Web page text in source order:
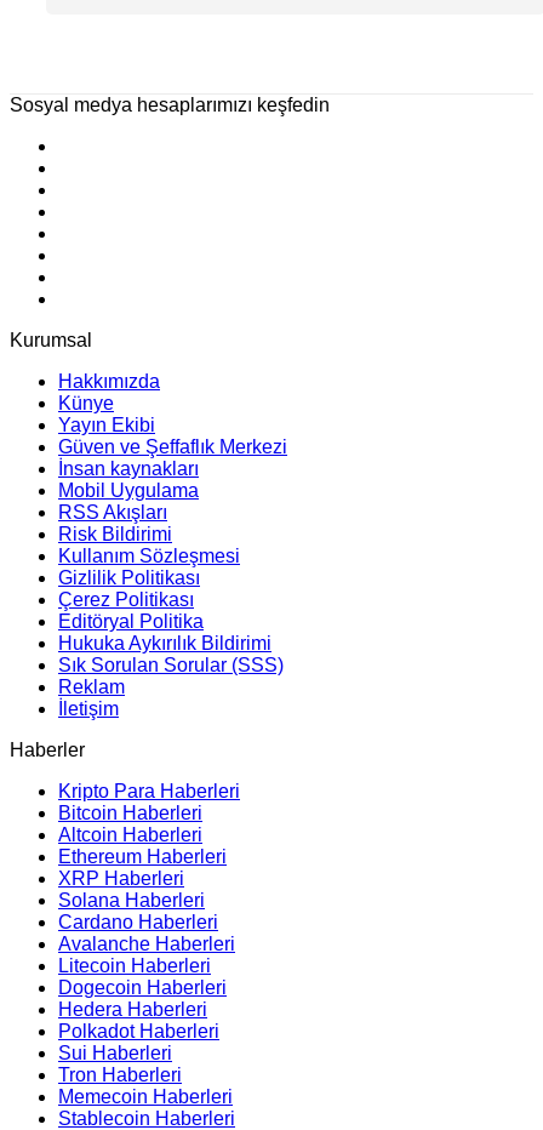
Sosyal medya hesaplarımızı keşfedin
Kurumsal
Hakkımızda
Künye
Yayın Ekibi
Güven ve Şeffaflık Merkezi
İnsan kaynakları
Mobil Uygulama
RSS Akışları
Risk Bildirimi
Kullanım Sözleşmesi
Gizlilik Politikası
Çerez Politikası
Editöryal Politika
Hukuka Aykırılık Bildirimi
Sık Sorulan Sorular (SSS)
Reklam
İletişim
Haberler
Kripto Para Haberleri
Bitcoin Haberleri
Altcoin Haberleri
Ethereum Haberleri
XRP Haberleri
Solana Haberleri
Cardano Haberleri
Avalanche Haberleri
Litecoin Haberleri
Dogecoin Haberleri
Hedera Haberleri
Polkadot Haberleri
Sui Haberleri
Tron Haberleri
Memecoin Haberleri
Stablecoin Haberleri